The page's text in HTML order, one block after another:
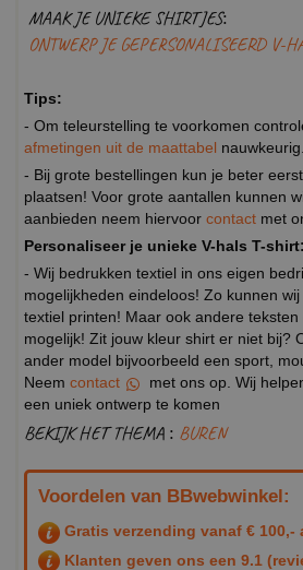
MAAK JE UNIEKE SHIRTJES:
ONTWERP JE GEPERSONALISEERD V-
Tips:
- Om teleurstelling te voorkomen
afmetingen uit de maattabel nauwkeurig.
- Bij grote bestellingen kun je beter
plaatsen! Voor grote aantallen kunnen
aanbieden neem hiervoor contact met
Personaliseer je unieke V-hals T-shirt:
- Wij bedrukken textiel in ons eigen
mogelijkheden eindeloos! Zo kunnen
textiel printen! Maar ook andere teksten
mogelijk! Zit jouw kleur shirt er niet bij?
ander model bijvoorbeeld een sport,
Neem contact
met ons op. Wij
een uniek ontwerp te komen
BEKIJK HET THEMA : BUREN
Voordelen van BBwebwinkel:
Gratis verzending vanaf € 100,-
Klanten geven ons een 9.1